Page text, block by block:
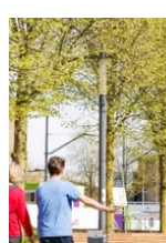
i
s
c
i
p
l
i
n
z
o
e
k
:
m
u
l
v
a
n
a
u
g
u
s
r
D
é
n
a
c
h
t